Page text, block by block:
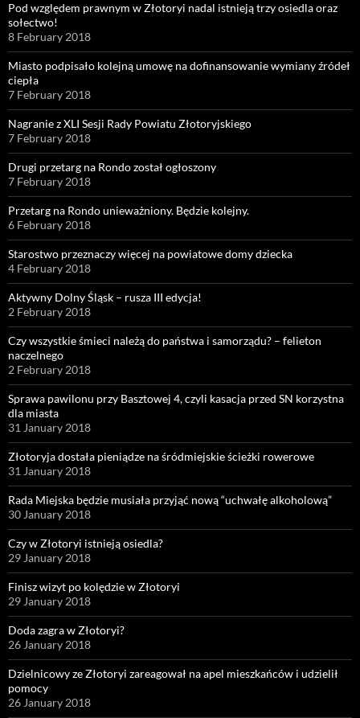
Pod względem prawnym w Złotoryi nadal istnieją trzy osiedla oraz
sołectwo!
8 February 2018
Miasto podpisało kolejną umowę na dofinansowanie wymiany źródeł
ciepła
7 February 2018
Nagranie z XLI Sesji Rady Powiatu Złotoryjskiego
7 February 2018
Drugi przetarg na Rondo został ogłoszony
7 February 2018
Przetarg na Rondo unieważniony. Będzie kolejny.
6 February 2018
Starostwo przeznaczy więcej na powiatowe domy dziecka
4 February 2018
Aktywny Dolny Śląsk – rusza III edycja!
2 February 2018
Czy wszystkie śmieci należą do państwa i samorządu? – felieton
naczelnego
2 February 2018
Sprawa pawilonu przy Basztowej 4, czyli kasacja przed SN korzystna
dla miasta
31 January 2018
Złotoryja dostała pieniądze na śródmiejskie ścieżki rowerowe
31 January 2018
Rada Miejska będzie musiała przyjąć nową “uchwałę alkoholową”
30 January 2018
Czy w Złotoryi istnieją osiedla?
29 January 2018
Finisz wizyt po kolędzie w Złotoryi
29 January 2018
Doda zagra w Złotoryi?
26 January 2018
Dzielnicowy ze Złotoryi zareagował na apel mieszkańców i udzielił
pomocy
26 January 2018